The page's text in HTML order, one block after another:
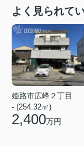
よく見られて
姫路市広峰２丁目
- (254.32㎡)
2,400万円